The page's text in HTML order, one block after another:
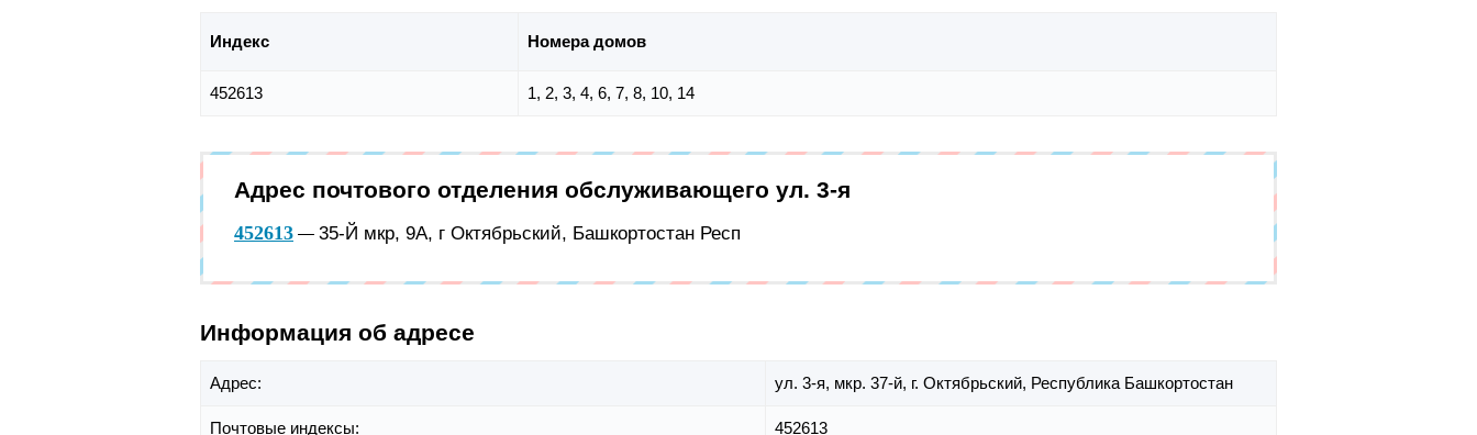
Индекс Номера домов
452613 1, 2, 3, 4, 6, 7, 8, 10, 14
Адрес почтового отделения обслуживающего ул. 3-я
452613 — 35-Й мкр, 9А, г Октябрьский, Башкортостан Респ
Информация об адресе
Адрес: ул. 3-я, мкр. 37-й, г. Октябрьский, Республика Башкортостан
Почтовые индексы: 452613